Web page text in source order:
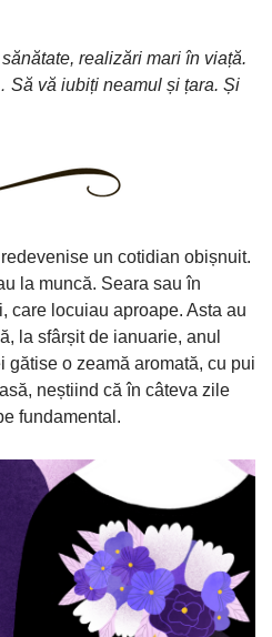
realizări mari în viață.
vă iubiți neamul și țara. Și
un cotidian obișnuit.
la muncă. Seara sau în
care locuiau aproape. Asta au
la sfârșit de ianuarie, anul
gătise o zeamă aromată, cu pui
neștiind că în câteva zile
fundamental.